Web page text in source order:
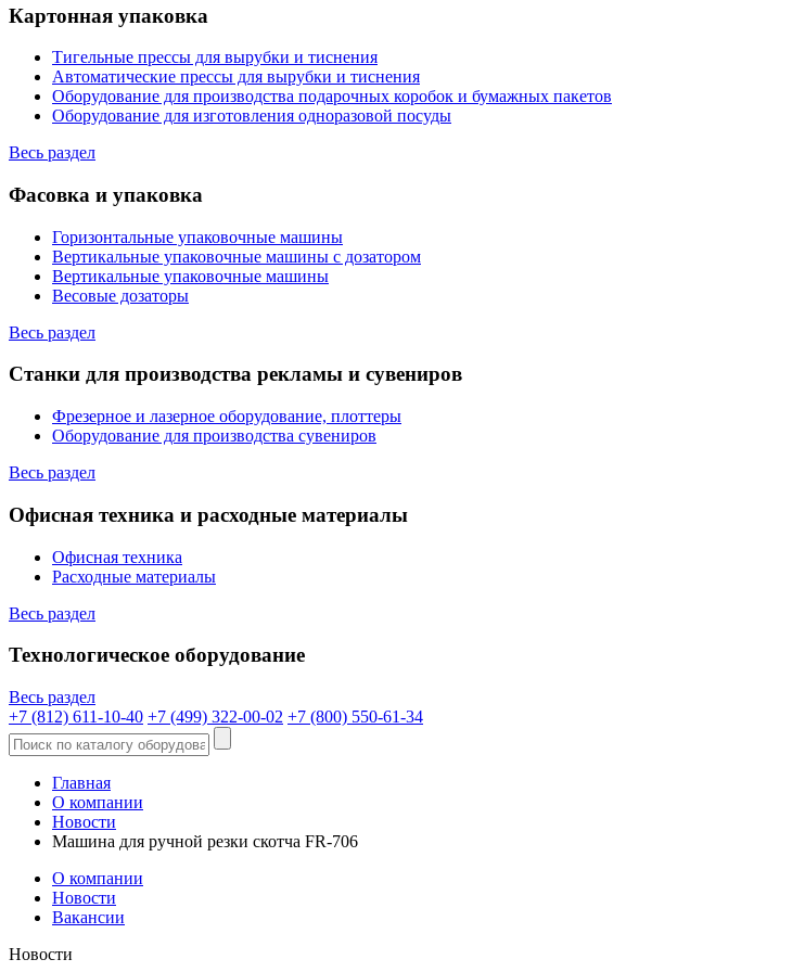
Картонная упаковка
Тигельные прессы для вырубки и тиснения
Автоматические прессы для вырубки и тиснения
Оборудование для производства подарочных коробок и бумажных пакетов
Оборудование для изготовления одноразовой посуды
Весь раздел
Фасовка и упаковка
Горизонтальные упаковочные машины
Вертикальные упаковочные машины с дозатором
Вертикальные упаковочные машины
Весовые дозаторы
Весь раздел
Станки для производства рекламы и сувениров
Фрезерное и лазерное оборудование, плоттеры
Оборудование для производства сувениров
Весь раздел
Офисная техника и расходные материалы
Офисная техника
Расходные материалы
Весь раздел
Технологическое оборудование
Весь раздел
+7 (812) 611-10-40 +7 (499) 322-00-02 +7 (800) 550-61-34
Главная
О компании
Новости
Машина для ручной резки скотча FR-706
О компании
Новости
Вакансии
Новости